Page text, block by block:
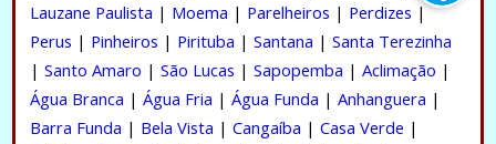
Lauzane Paulista | Moema | Parelheiros | Perdizes |
Perus | Pinheiros | Pirituba | Santana | Santa Terezinha
| Santo Amaro | São Lucas | Sapopemba | Aclimação |
Água Branca | Água Fria | Água Funda | Anhanguera |
Barra Funda | Bela Vista | Cangaíba | Casa Verde |